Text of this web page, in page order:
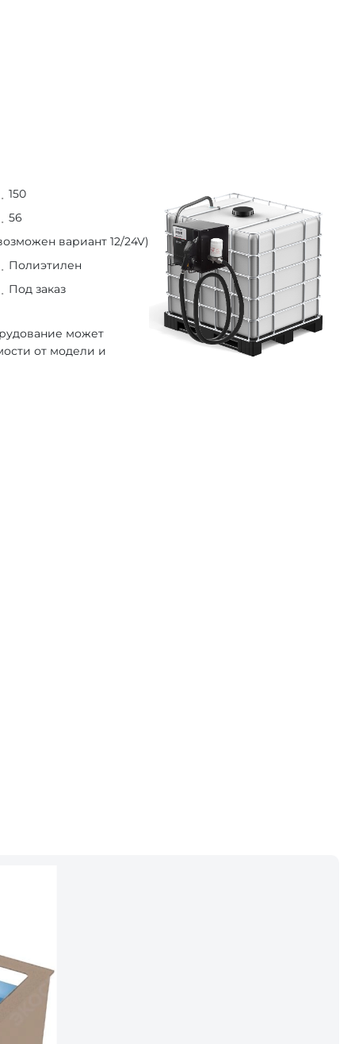
150
56
вариант 12/24V)
Полиэтилен
Под заказ
может
от модели и